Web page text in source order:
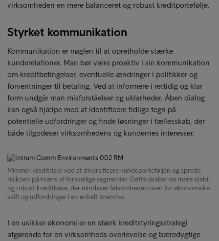
virksomheden en mere balanceret og robust kreditportefølje.
Styrket kommunikation
Kommunikation er nøglen til at opretholde stærke
kunderelationer. Man bør være proaktiv i sin kommunikation
om kreditbetingelser, eventuelle ændringer i politikker og
forventninger til betaling. Ved at informere i rettidig og klar
form undgår man misforståelser og uklarheder. Åben dialog
kan også hjælpe med at identificere tidlige tegn på
potentielle udfordringer og finde løsninger i fællesskab, der
både tilgodeser virksomhedens og kundernes interesser.
Minimér kreditrisici ved at diversificere kundeporteføljen og sprede
risikoen på tværs af forskellige segmenter. Dette skaber en mere stabil
og robust kreditbase, der mindsker følsomheden over for økonomiske
skift og udfordringer i en enkelt branche.
I en usikker økonomi er en stærk kreditstyringsstrategi
afgørende for en virksomheds overlevelse og bæredygtige